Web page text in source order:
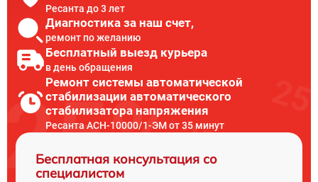
Ресанта до 3 лет
Диагностика за наш счет,
ремонт по желанию
Бесплатный выезд курьера
в день обращения
Ремонт системы автоматической
стабилизации автоматического
стабилизатора напряжения
Ресанта АСН-10000/1-ЭМ от 35 минут
Бесплатная консультация со
специалистом